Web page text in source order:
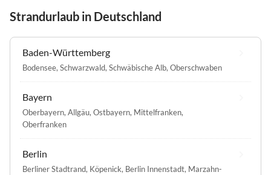
Strandurlaub in Deutschland
Baden-Württemberg
Bodensee, Schwarzwald, Schwäbische Alb, Oberschwaben
Bayern
Oberbayern, Allgäu, Ostbayern, Mittelfranken,
Oberfranken
Berlin
Berliner Stadtrand, Köpenick, Berlin Innenstadt, Marzahn-